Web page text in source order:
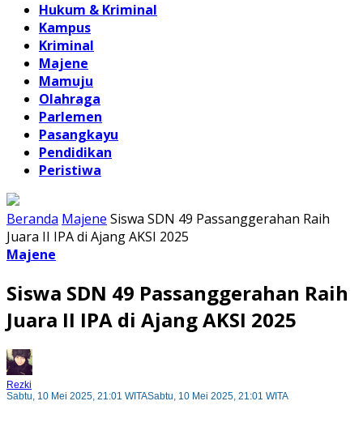
Hukum & Kriminal
Kampus
Kriminal
Majene
Mamuju
Olahraga
Parlemen
Pasangkayu
Pendidikan
Peristiwa
Beranda Majene Siswa SDN 49 Passanggerahan Raih
Juara II IPA di Ajang AKSI 2025
Majene
Siswa SDN 49 Passanggerahan Raih
Juara II IPA di Ajang AKSI 2025
Rezki
Sabtu, 10 Mei 2025, 21:01 WITASabtu, 10 Mei 2025, 21:01 WITA